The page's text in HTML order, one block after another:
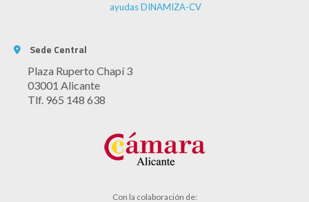
ayudas DINAMIZA-CV
Sede Central
Plaza Ruperto Chapí 3
03001 Alicante
Tlf. 965 148 638
Con la colaboración de: